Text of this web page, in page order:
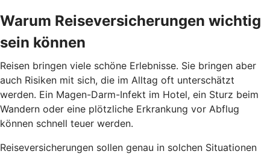
Warum Reiseversicherungen wichtig
sein können
Reisen bringen viele schöne Erlebnisse. Sie bringen aber
auch Risiken mit sich, die im Alltag oft unterschätzt
werden. Ein Magen-Darm-Infekt im Hotel, ein Sturz beim
Wandern oder eine plötzliche Erkrankung vor Abflug
können schnell teuer werden.
Reiseversicherungen sollen genau in solchen Situationen